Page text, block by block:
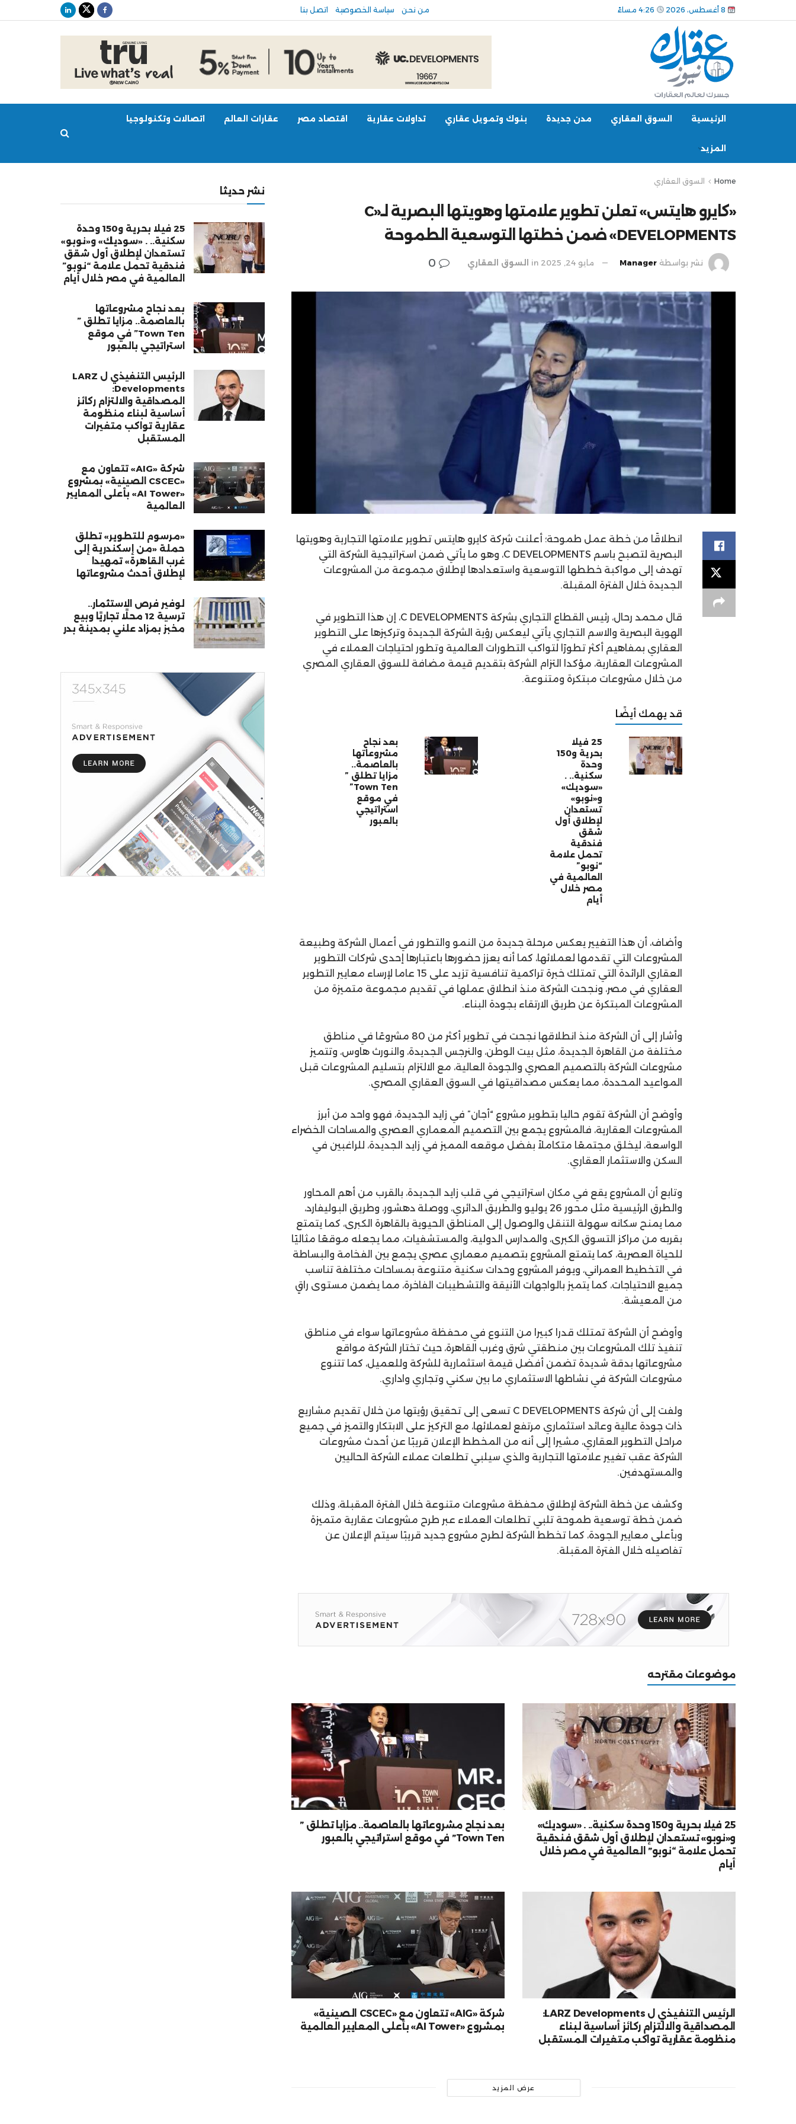
من نحن سياسة الخصوصية اتصل بنا
الرئيسية السوق العقاري مدن جديدة بنوك وتمويل عقاري تداولات عقارية اقتصاد مصر عقارات العالم اتصالات وتكنولوجيا
المزيد
Home السوق العقاري
«كايرو هايتس» تعلن تطوير علامتها وهويتها البصرية لـ«C
DEVELOPMENTS» ضمن خطتها التوسعية الطموحة
نشر بواسطة Manager مايو 24, 2025 in السوق العقاري
انطلاقًا من خطة عمل طموحة؛ أعلنت شركة كايرو هايتس تطوير علامتها التجارية وهويتها
البصرية لتصبح باسم C DEVELOPMENTS، وهو ما يأتي ضمن استراتيجية الشركة التي
تهدف إلى مواكبة خططها التوسعية واستعدادها لإطلاق مجموعة من المشروعات
الجديدة خلال الفترة المقبلة.
قال محمد رحال، رئيس القطاع التجاري بشركة C DEVELOPMENTS، إن هذا التطوير في
الهوية البصرية والاسم التجاري يأتي ليعكس رؤية الشركة الجديدة وتركيزها على التطوير
العقاري بمفاهيم أكثر تطورًا لتواكب التطورات العالمية وتطور احتياجات العملاء في
المشروعات العقارية، مؤكدا التزام الشركة بتقديم قيمة مضافة للسوق العقاري المصري
من خلال مشروعات مبتكرة ومتنوعة.
قد يهمك أيضًا
25 فيلا
بحرية و150
وحدة
سكنية.. .
«سوديك»
و«نوبو»
تستعدان
لإطلاق أول
شقق
فندقية
تحمل علامة
“نوبو”
العالمية في
مصر خلال
أيام
بعد نجاح
مشروعاتها
بالعاصمة..
مزايا تطلق ”
Town Ten”
في موقع
استراتيجي
بالعبور
وأضاف، أن هذا التغيير يعكس مرحلة جديدة من النمو والتطور في أعمال الشركة وطبيعة
المشروعات التي تقدمها لعملائها، كما أنه يعزز حضورها باعتبارها إحدى شركات التطوير
العقاري الرائدة التي تمتلك خبرة تراكمية تنافسية تزيد على 15 عاما لإرساء معايير التطوير
العقاري في مصر، ونجحت الشركة منذ انطلاق عملها في تقديم مجموعة متميزة من
المشروعات المبتكرة عن طريق الارتقاء بجودة البناء.
وأشار إلى أن الشركة منذ انطلاقها نجحت في تطوير أكثر من 80 مشروعًا في مناطق
مختلفة من القاهرة الجديدة، مثل بيت الوطن، والنرجس الجديدة، والنورث هاوس، وتتميز
مشروعات الشركة بالتصميم العصري والجودة العالية، مع الالتزام بتسليم المشروعات قبل
المواعيد المحددة، مما يعكس مصداقيتها في السوق العقاري المصري.
وأوضح أن الشركة تقوم حاليا بتطوير مشروع “أجان” في زايد الجديدة، فهو واحد من أبرز
المشروعات العقارية، فالمشروع يجمع بين التصميم المعماري العصري والمساحات الخضراء
الواسعة، ليخلق مجتمعًا متكاملاً بفضل موقعه المميز في زايد الجديدة، للراغبين في
السكن والاستثمار العقاري.
وتابع أن المشروع يقع في مكان استراتيجي في قلب زايد الجديدة، بالقرب من أهم المحاور
والطرق الرئيسية مثل محور 26 يوليو والطريق الدائري، ووصلة دهشور، وطريق البوليفارد،
مما يمنح سكانه سهولة التنقل والوصول إلى المناطق الحيوية بالقاهرة الكبرى، كما يتمتع
بقربه من مراكز التسوق الكبرى، والمدارس الدولية، والمستشفيات، مما يجعله موقعًا مثاليًا
للحياة العصرية، كما يتمتع المشروع بتصميم معماري عصري يجمع بين الفخامة والبساطة
في التخطيط العمراني، ويوفر المشروع وحدات سكنية متنوعة بمساحات مختلفة تناسب
جميع الاحتياجات، كما يتميز بالواجهات الأنيقة والتشطيبات الفاخرة، مما يضمن مستوى راقٍ
من المعيشة.
وأوضح أن الشركة تمتلك قدرا كبيرا من التنوع في محفظة مشروعاتها سواء في مناطق
تنفيذ تلك المشروعات بين منطقتي شرق وغرب القاهرة، حيث تختار الشركة مواقع
مشروعاتها بدقة شديدة تضمن أفضل قيمة استثمارية للشركة وللعميل، كما تتنوع
مشروعات الشركة في نشاطها الاستثماري ما بين سكني وتجاري واداري.
ولفت إلى أن شركة C DEVELOPMENTS تسعى إلى تحقيق رؤيتها من خلال تقديم مشاريع
ذات جودة عالية وعائد استثماري مرتفع لعملائها، مع التركيز على الابتكار والتميز في جميع
مراحل التطوير العقاري، مشيرا إلى أنه من المخطط الإعلان قريبًا عن أحدث مشروعات
الشركة عقب تغيير علامتها التجارية والذي سيلبي تطلعات عملاء الشركة الحاليين
والمستهدفين.
وكشف عن خطة الشركة لإطلاق محفظة مشروعات متنوعة خلال الفترة المقبلة، وذلك
ضمن خطة توسعية طموحة تلبي تطلعات العملاء عبر طرح مشروعات عقارية متميزة
وبأعلى معايير الجودة، كما تخطط الشركة لطرح مشروع جديد قريبًا سيتم الإعلان عن
تفاصيله خلال الفترة المقبلة.
موضوعات مقترحه
25 فيلا بحرية و150 وحدة سكنية.. . «سوديك»
و«نوبو» تستعدان لإطلاق أول شقق فندقية
تحمل علامة “نوبو” العالمية في مصر خلال
أيام
بعد نجاح مشروعاتها بالعاصمة.. مزايا تطلق ”
Town Ten” في موقع استراتيجي بالعبور
الرئيس التنفيذي ل LARZ Developments:
المصداقية والالتزام ركائز أساسية لبناء
منظومة عقارية تواكب متغيرات المستقبل
شركة «AIG» تتعاون مع «CSCEC الصينية»
بمشروع «AI Tower» بأعلى المعايير العالمية
عرض المزيد
نشر حديثا
25 فيلا بحرية و150 وحدة
سكنية.. . «سوديك» و«نوبو»
تستعدان لإطلاق أول شقق
فندقية تحمل علامة “نوبو”
العالمية في مصر خلال أيام
بعد نجاح مشروعاتها
بالعاصمة.. مزايا تطلق ”
Town Ten” في موقع
استراتيجي بالعبور
الرئيس التنفيذي ل LARZ
Developments:
المصداقية والالتزام ركائز
أساسية لبناء منظومة
عقارية تواكب متغيرات
المستقبل
شركة «AIG» تتعاون مع
«CSCEC الصينية» بمشروع
«AI Tower» بأعلى المعايير
العالمية
«مرسوم للتطوير» تطلق
حملة «من إسكندرية إلى
غرب القاهرة» تمهيدا
لإطلاق أحدث مشروعاتها
لوفير فرص الاستثمار..
ترسية 12 محلًا تجاريًا وبيع
مخبز بمزاد علني بمدينة بدر